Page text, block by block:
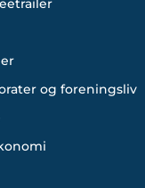
og foreningsliv